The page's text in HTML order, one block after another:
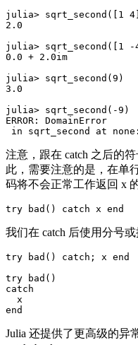
julia> sqrt_second([1
2.0
julia> sqrt_second([1 -
0.0 + 2.0im
julia> sqrt_second(9)
3.0
julia> sqrt_second(-9)
ERROR: DomainError
注意，跟在 catch 之后的
此，需要注意的是，在单
码将不会正常工作返回 x
我们在 catch 后使用分号
try bad() catch; x end
try bad()
catch
  x
Julia 还提供了更高级的异